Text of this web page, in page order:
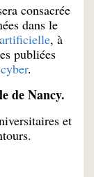
consacrée
dans le
, à
publiées
.
de Nancy.
et